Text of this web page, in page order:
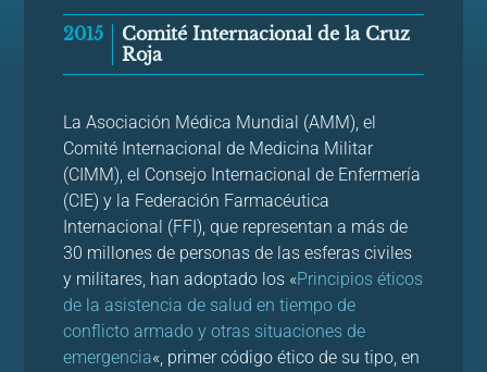
2015
Comité Internacional de la Cruz
Roja
La Asociación Médica Mundial (AMM), el
Comité Internacional de Medicina Militar
(CIMM), el Consejo Internacional de Enfermería
(CIE) y la Federación Farmacéutica
Internacional (FFI), que representan a más de
30 millones de personas de las esferas civiles
y militares, han adoptado los «Principios éticos
de la asistencia de salud en tiempo de
conflicto armado y otras situaciones de
emergencia«, primer código ético de su tipo, en